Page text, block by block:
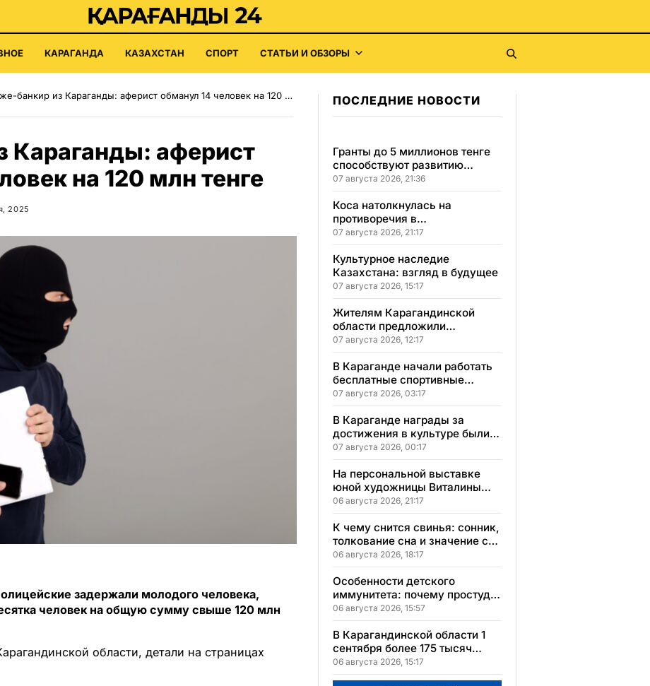
КАРАГАНДА КАЗАХСТАН СПОРТ СТАТЬИ И ОБЗОРЫ
банкир из Караганды: аферист обманул 14 человек на 120 млн тенге
Караганды: аферист
на 120 млн тенге
2025
задержали молодого человека,
человек на общую сумму свыше 120 млн
области, детали на страницах
ПОСЛЕДНИЕ НОВОСТИ
Гранты до 5 миллионов тенге
способствуют развитию
социального бизнеса в
Карагандинской области
07 августа 2026, 21:36
Коса натолкнулась на
противоречия в
Карагандинской области
07 августа 2026, 21:17
Культурное наследие
Казахстана: взгляд в будущее
07 августа 2026, 15:17
Жителям Карагандинской
области предложили
бесплатное обучение с
гарантией трудоустройства
07 августа 2026, 12:17
В Караганде начали работать
бесплатные спортивные
секции для детей с
инвалидностью
07 августа 2026, 03:17
В Караганде награды за
достижения в культуре были
вручены 5 лауреатам
07 августа 2026, 00:17
На персональной выставке
юной художницы Виталины
представлено 156 работ
06 августа 2026, 21:17
К чему снится свинья: сонник,
толкование сна и значение сна
для вашей жизни
06 августа 2026, 18:17
Особенности детского
иммунитета: почему простуды
у детей протекают иначе и как
правильно им помогать
06 августа 2026, 15:57
В Карагандинской области 1
сентября более 175 тысяч
школьников начнут учебный
год
06 августа 2026, 15:17